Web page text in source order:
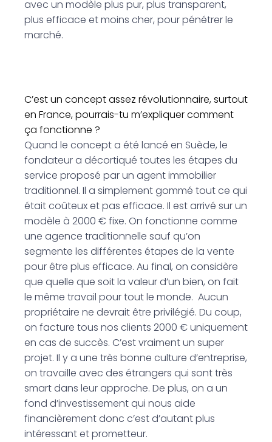
avec un modèle plus pur, plus transparent,
plus efficace et moins cher, pour pénétrer le
marché.
C’est un concept assez révolutionnaire, surtout
en France, pourrais-tu m’expliquer comment
ça fonctionne ?
Quand le concept a été lancé en Suède, le
fondateur a décortiqué toutes les étapes du
service proposé par un agent immobilier
traditionnel. Il a simplement gommé tout ce qui
était coûteux et pas efficace. Il est arrivé sur un
modèle à 2000 € fixe. On fonctionne comme
une agence traditionnelle sauf qu’on
segmente les différentes étapes de la vente
pour être plus efficace. Au final, on considère
que quelle que soit la valeur d’un bien, on fait
le même travail pour tout le monde. Aucun
propriétaire ne devrait être privilégié. Du coup,
on facture tous nos clients 2000 € uniquement
en cas de succès. C’est vraiment un super
projet. Il y a une très bonne culture d’entreprise,
on travaille avec des étrangers qui sont très
smart dans leur approche. De plus, on a un
fond d’investissement qui nous aide
financièrement donc c’est d’autant plus
intéressant et prometteur.